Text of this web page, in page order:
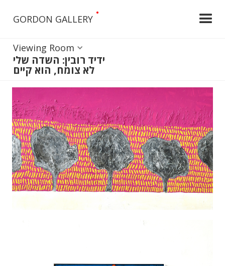
GORDON GALLERY
•
Viewing Room
ידיד רובין: השדה שלי
לא צומח, הוא קיים